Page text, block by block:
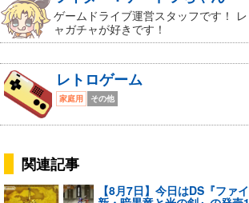
ゲームドライブ運営スタッフです！
ャガチャが好きです！
レトロゲーム
家庭用 その他
関連記事
【8月7日】今日はDS『ファ